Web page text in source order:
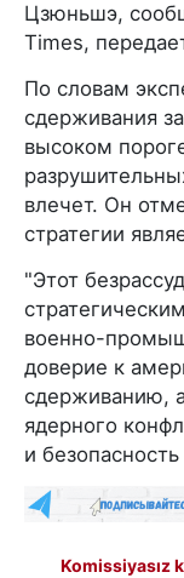
Цзюньшэ,
Times,
По словам
сдерживания
высоком
влечет. Он
стратегии
"Этот
военно-
доверие к
сдерживанию,
ядерного
и
Komissiyasız